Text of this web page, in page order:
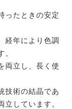
ったときの安定
経年により色調
。
両立し、長く使
技術の結晶であ
立しています。